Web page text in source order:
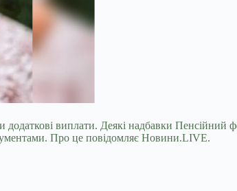
додаткові виплати. Деякі надбавки
Про це повідомляє Новини.LIVE.